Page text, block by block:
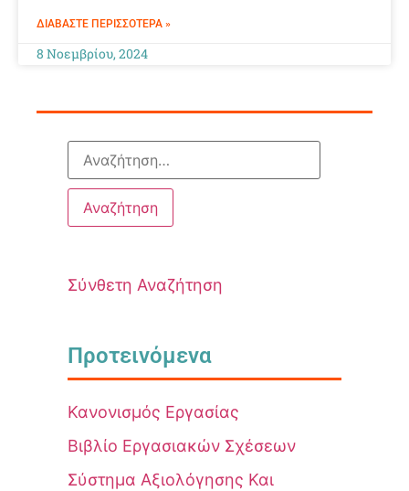
ΔΙΑΒΆΣΤΕ ΠΕΡΙΣΣΌΤΕΡΑ »
8 Νοεμβρίου, 2024
Σύνθετη Αναζήτηση
Προτεινόμενα
Κανονισμός Εργασίας
Βιβλίο Εργασιακών Σχέσεων
Σύστημα Αξιολόγησης Και